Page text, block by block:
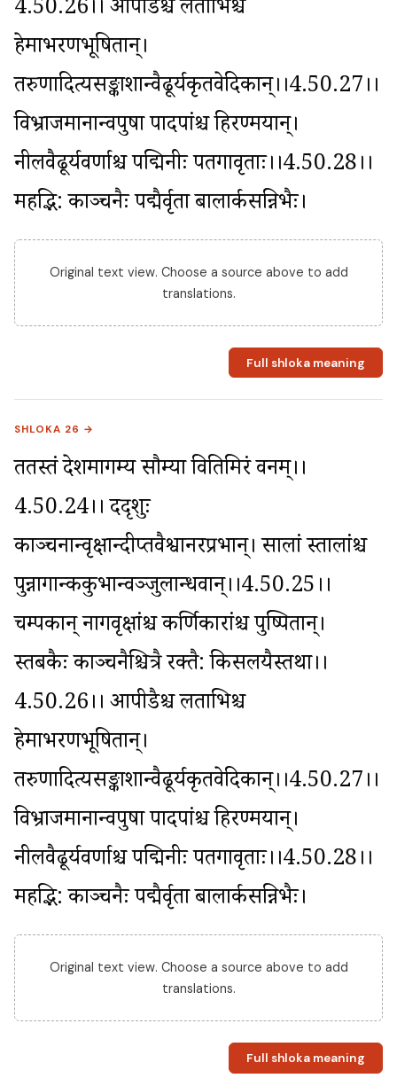
4.50.26।। आपीडैश्च लताभिश्च
हेमाभरणभूषितान्।
तरुणादित्यसङ्काशान्वैढूर्यकृतवेदिकान्।।4.50.27।।
विभ्राजमानान्वपुषा पादपांश्च हिरण्मयान्।
नीलवैढूर्यवर्णाश्च पद्मिनीः पतगावृताः।।4.50.28।।
महद्भि: काञ्चनैः पद्मैर्वृता बालार्कसन्निभैः।
Original text view. Choose a source above to add
translations.
Full shloka meaning
SHLOKA 26 →
ततस्तं देशमागम्य सौम्या वितिमिरं वनम्।।
4.50.24।। ददृशुः
काञ्चनान्वृक्षान्दीप्तवैश्वानरप्रभान्। सालां स्तालांश्च
पुन्नागान्ककुभान्वञ्जुलान्धवान्।।4.50.25।।
चम्पकान् नागवृक्षांश्च कर्णिकारांश्च पुष्पितान्।
स्तबकैः काञ्चनैश्चित्रै रक्तै: किसलयैस्तथा।।
4.50.26।। आपीडैश्च लताभिश्च
हेमाभरणभूषितान्।
तरुणादित्यसङ्काशान्वैढूर्यकृतवेदिकान्।।4.50.27।।
विभ्राजमानान्वपुषा पादपांश्च हिरण्मयान्।
नीलवैढूर्यवर्णाश्च पद्मिनीः पतगावृताः।।4.50.28।।
महद्भि: काञ्चनैः पद्मैर्वृता बालार्कसन्निभैः।
Original text view. Choose a source above to add
translations.
Full shloka meaning